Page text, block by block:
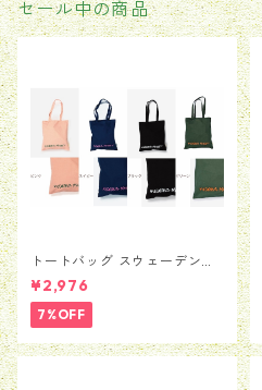
セール中の商品
トートバッグ スウェーデン
Moderna Museet モデルナ 美
術館 ストックホルム メン
ズ レディース 男女兼用
並行輸入品 送料無料 カバン
バッグ BAG かばん
¥2,976
7%OFF